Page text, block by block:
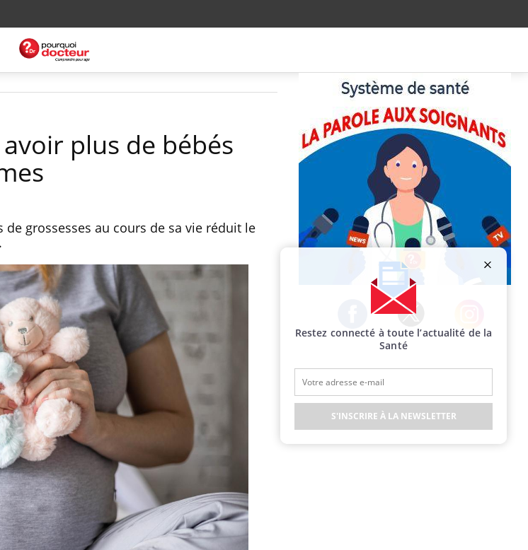
plus de bébés
grossesses au cours de sa vie réduit le
Facebook Twitter Instagram
Restez connecté à toute l’actualité de la
Santé
S'INSCRIRE À LA NEWSLETTER